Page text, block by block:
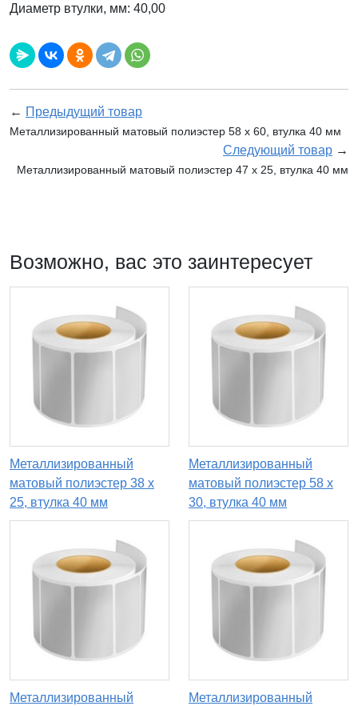
Диаметр втулки, мм: 40,00
← Предыдущий товар
Металлизированный матовый полиэстер 58 x 60, втулка 40 мм
Следующий товар →
Металлизированный матовый полиэстер 47 x 25, втулка 40 мм
Возможно, вас это заинтересует
Металлизированный
матовый полиэстер 38 x
25, втулка 40 мм
Металлизированный
матовый полиэстер 58 x
30, втулка 40 мм
Металлизированный
Металлизированный